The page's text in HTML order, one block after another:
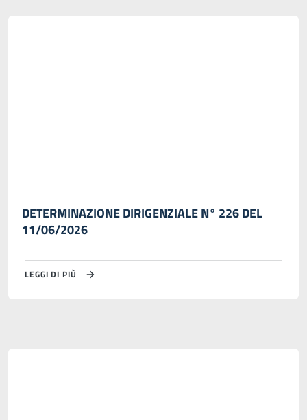
DETERMINAZIONE DIRIGENZIALE N° 226 DEL
11/06/2026
LEGGI DI PIÙ